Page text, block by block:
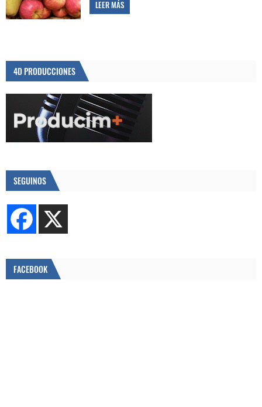
LEER MÁS
4D PRODUCCIONES
SEGUINOS
FACEBOOK